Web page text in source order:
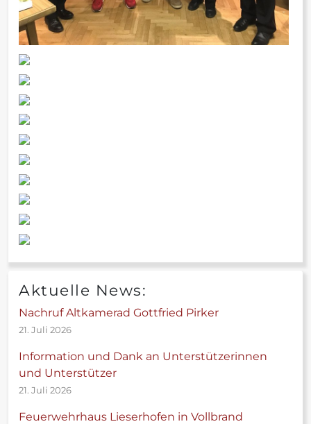
Aktuelle News:
Nachruf Altkamerad Gottfried Pirker
21. Juli 2026
Information und Dank an Unterstützerinnen
und Unterstützer
21. Juli 2026
Feuerwehrhaus Lieserhofen in Vollbrand